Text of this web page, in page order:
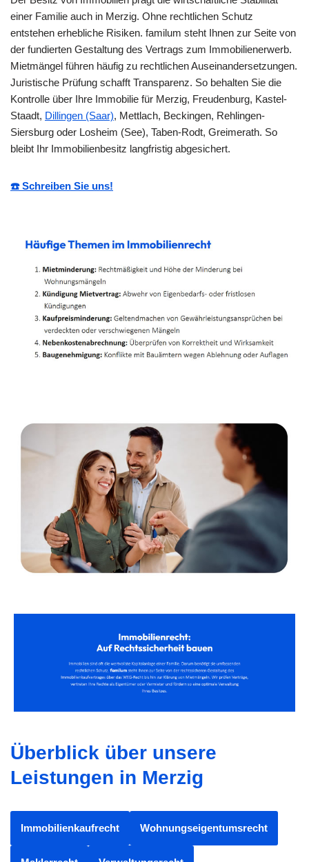
einer Familie auch in Merzig. Ohne rechtlichen Schutz
entstehen erhebliche Risiken. familum steht Ihnen zur Seite von
der fundierten Gestaltung des Vertrags zum Immobilienerwerb.
Mietmängel führen häufig zu rechtlichen Auseinandersetzungen.
Juristische Prüfung schafft Transparenz. So behalten Sie die
Kontrolle über Ihre Immobilie für Merzig, Freudenburg, Kastel-
Staadt, Dillingen (Saar), Mettlach, Beckingen, Rehlingen-
Siersburg oder Losheim (See), Taben-Rodt, Greimerath. So
bleibt Ihr Immobilienbesitz langfristig abgesichert.
☎️ Schreiben Sie uns!
Überblick über unsere
Leistungen in Merzig
Immobilienkaufrecht Wohnungseigentumsrecht